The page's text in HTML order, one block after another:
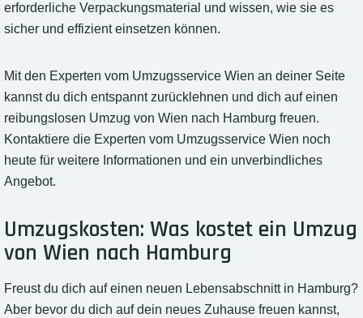
erforderliche Verpackungsmaterial und wissen, wie sie es
sicher und effizient einsetzen können.
Mit den Experten vom Umzugsservice Wien an deiner Seite
kannst du dich entspannt zurücklehnen und dich auf einen
reibungslosen Umzug von Wien nach Hamburg freuen.
Kontaktiere die Experten vom Umzugsservice Wien noch
heute für weitere Informationen und ein unverbindliches
Angebot.
Umzugskosten: Was kostet ein Umzug
von Wien nach Hamburg
Freust du dich auf einen neuen Lebensabschnitt in Hamburg?
Aber bevor du dich auf dein neues Zuhause freuen kannst,